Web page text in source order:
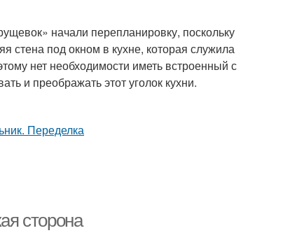
начали перепланировку, поскольку
стена под окном в кухне, которая служила
нет необходимости иметь встроенный с
и преображать этот уголок кухни.
сторона